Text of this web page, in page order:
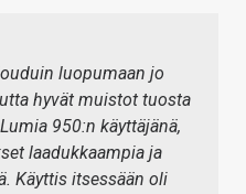
luopumaan jo
hyvät muistot tuosta
950:n käyttäjänä,
laadukkaampia ja
Käyttis itsessään oli